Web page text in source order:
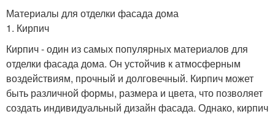
Материалы для отделки фасада дома
1. Кирпич
Кирпич - один из самых популярных материалов для
отделки фасада дома. Он устойчив к атмосферным
воздействиям, прочный и долговечный. Кирпич может
быть различной формы, размера и цвета, что позволяет
создать индивидуальный дизайн фасада. Однако, кирпич